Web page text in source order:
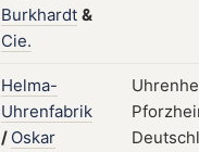
Burkhardt &
Cie.
Helma-
Uhrenfabrik
/ Oskar